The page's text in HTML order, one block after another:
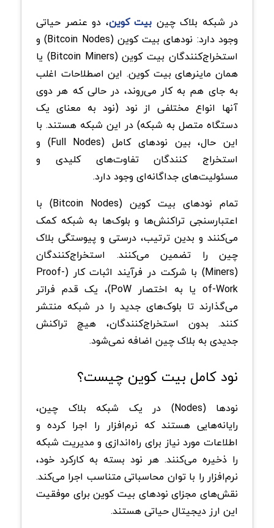
در شبکه بلاک‌ چین بیت‌ کوین، دو عنصر حیاتی
وجود دارد: نود‌های بیت‌ کوین (Bitcoin Nodes) و
استخراج‌کنندگان بیت‌ کوین (Bitcoin Miners) یا
همان ماینرهای بیت کوین. این اصطلاحات اغلب
به جای هم به کار می‌روند، در حالی که هر دوی
آنها انواع مختلفی از نود (نود به معنای یک
دستگاه متصل به شبکه) در این شبکه هستند. با
این حال، بین نود‌های کامل (Full Nodes) و
استخراج کنندگان تفاوت‌های کلیدی و
مسئولیت‌های جداگانه‌ای وجود دارد.
تمام نود‌های بیت‌ کوین (Bitcoin Nodes) با
اعتبارسنجی تراکنش‌ها و بلوک‌ها به شبکه کمک
می‌کنند و بدین ترتیب، درستی و پیوستگی بلاک‌
چین را تضمین می‌کنند. استخراج‌کنندگان
(Miners) با شرکت در فرآیند اثبات کار (Proof-
of-Work یا به اختصار PoW)، یک قدم فراتر
می‌گذارند تا بلوک‌های جدید را در شبکه منتشر
کنند. بدون استخراج‌کنندگان، هیچ تراکنش
جدیدی به بلاک‌ چین اضافه نمی‌شود.
نود کامل بیت‌ کوین چیست؟
نود‌ها (Nodes) در یک شبکه بلاک‌ چین،
رایانه‌هایی هستند که نرم‌افزار را اجرا کرده و
اطلاعات مورد نیاز برای راه‌اندازی و مدیریت شبکه
را ذخیره می‌کنند. هر نود بسته به کارکرد خود،
نرم‌افزار را با توان محاسباتی متناسب اجرا می‌کند.
نقش‌های مجزای نود‌های بیت‌ کوین برای موفقیت
این ارز دیجیتال حیاتی هستند.